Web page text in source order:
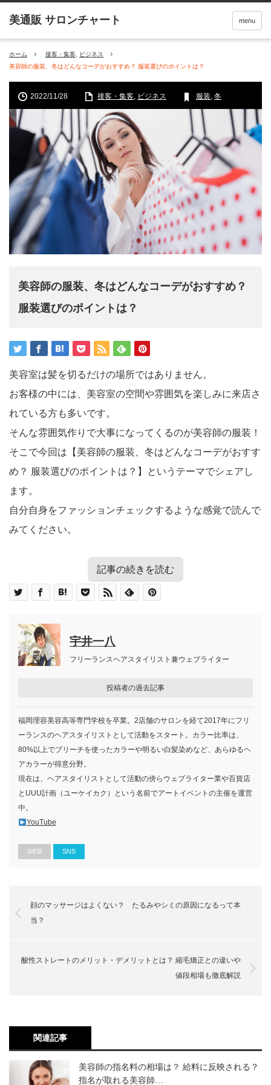
menu
ホーム 接客・集客
ビジネス
美容師の服装、冬はどんなコーデがおすすめ？ 服装選びのポイントは？
2022/11/28 接客・集客, ビジネス 服装, 冬
美容師の服装、冬はどんなコーデがおすすめ？
服装選びのポイントは？
美容室は髪を切るだけの場所ではありません。
お客様の中には、美容室の空間や雰囲気を楽しみに来店さ
れている方も多いです。
そんな雰囲気作りで大事になってくるのが美容師の服装！
そこで今回は【美容師の服装、冬はどんなコーデがおすす
め？ 服装選びのポイントは？】というテーマでシェアし
ます。
自分自身をファッションチェックするような感覚で読んで
みてください。
記事の続きを読む
目次
メラビアンの法則
美容師の服装選びの基本ポイント
清潔感を出す
汚れが目立ちにくい服を選ぶ
動きやすいさも考慮する
個性を出しすぎないようにする
美容師のタトゥーについて
冬におすすめの美容師の服装
タートルネックニット×サロペット
ウールニット×スラックス
ショルダーオープンニット×レギンス
美容師の服装は冬でもおしゃれで動きやすさ
寒い冬も気を抜けない！ 美容師は服
装が重要
冬におすすめの美容師の服装
４つにまとめてみました。
タートルネックニット×サロペット
サロペットだけだと、どうしてもカジュアルになりすぎま
ると、グッと大人っぽいコーディネートに大変身！ｖ
インナーに着るタートルネックニットは、色次第で雰囲気
暖かみのある中にオシャレ要素をギュッと詰め込んだ、お
ニット×ワイドパンツ
宇井一八
フリーランスヘアスタイリスト兼ウェブライター
投稿者の過去記事
福岡理容美容高等専門学校を卒業。2店舗のサロンを経て2017年にフリ
ーランスのヘアスタイリストとして活動をスタート。カラー比率は、
80%以上でブリーチを使ったカラーや明るい白髪染めなど、あらゆるヘ
アカラーが得意分野。
現在は、ヘアスタイリストとして活動の傍らウェブライター業や百貨店
とUUU計画（ユーケイカク）という名前でアートイベントの主催を運営
中。
YouTube
WEB SNS
顔のマッサージはよくない？ たるみやシミの原因になるって本
当？
酸性ストレートのメリット・デメリットとは？ 縮毛矯正との違いや
値段相場も徹底解説
関連記事
美容師の指名料の相場は？ 給料に反映される？
指名が取れる美容師…